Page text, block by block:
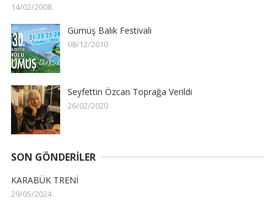
14/02/2008
Gümüş Balık Festivali
08/12/2010
Seyfettin Özcan Toprağa Verildi
26/02/2020
SON GÖNDERILER
KARABÜK TRENİ
29/05/2024